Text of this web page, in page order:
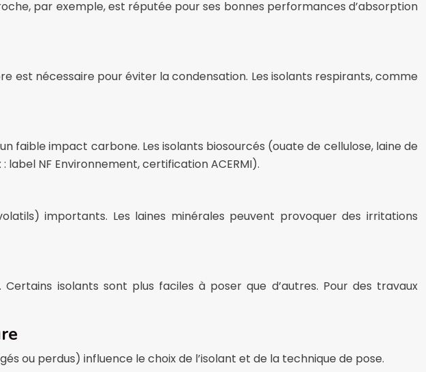
par exemple, est réputée pour ses bonnes performances d’absorption
est nécessaire pour éviter la condensation. Les isolants respirants, comme
faible impact carbone. Les isolants biosourcés (ouate de cellulose, laine de
NF Environnement, certification ACERMI).
importants. Les laines minérales peuvent provoquer des irritations
isolants sont plus faciles à poser que d’autres. Pour des travaux
ou perdus) influence le choix de l’isolant et de la technique de pose.